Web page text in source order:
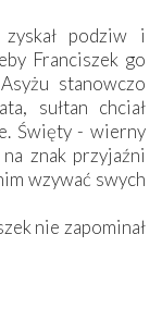
podziw i
Franciszek go
stanowczo
sułtan chciał
Święty - wierny
znak przyjaźni
wzywać swych
nie zapominał